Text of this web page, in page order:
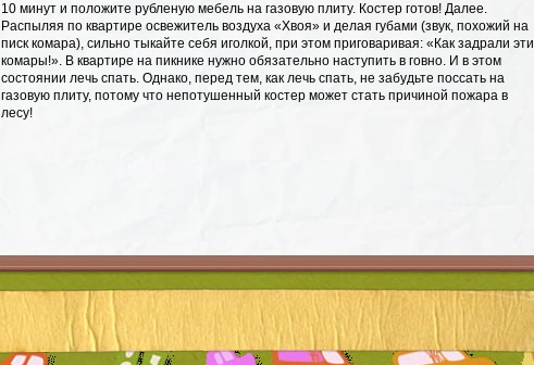
10 минут и положите рубленую мебель на газовую плиту. Костер готов! Далее.
Распыляя по квартире освежитель воздуха «Хвоя» и делая губами (звук, похожий на
писк комара), сильно тыкайте себя иголкой, при этом приговаривая: «Как задрали эти
комары!». В квартире на пикнике нужно обязательно наступить в говно. И в этом
состоянии лечь спать. Однако, перед тем, как лечь спать, не забудьте поссать на
газовую плиту, потому что непотушенный костер может стать причиной пожара в
лесу!